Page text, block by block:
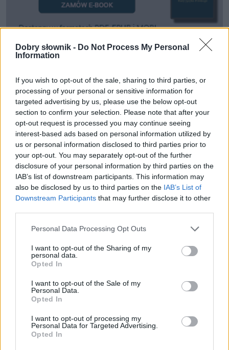
Dobry słownik - Do Not Process My Personal
Information
If you wish to opt-out of the sale, sharing to third parties, or
processing of your personal or sensitive information for
targeted advertising by us, please use the below opt-out
section to confirm your selection. Please note that after your
opt-out request is processed you may continue seeing
interest-based ads based on personal information utilized by
us or personal information disclosed to third parties prior to
your opt-out. You may separately opt-out of the further
disclosure of your personal information by third parties on the
IAB’s list of downstream participants. This information may
also be disclosed by us to third parties on the IAB’s List of
Downstream Participants that may further disclose it to other
Please note that this website/app uses one or more Google
not limited to your visit or usage behaviour. You may click to
grant or deny consent to Google and its third-party tags to
use your data for below specified purposes in below Google
consent section.
Personal Data Processing Opt Outs
I want to opt-out of the Sharing of my
personal data.
Opted In
I want to opt-out of the Sale of my
Personal Data.
Opted In
I want to opt-out of processing my
Personal Data for Targeted Advertising.
Opted In
Zobacz, co zyskują abonenci Dobrego słownika.
SPRAWDŹ
Często sprawdzane
Ach, uwaga na błąd
Składnia:ani mi się waż psuć zabawy czyani mi się waż
psuć zabawę
przekabacić— Przekabacić, czyli... gawęda etymologiczna
— Na blogu: Czy trudno nauczyć się polskiego? I jak
szybko może to zrobić uchodźca z Syrii?
— Nie ma takiego słowa: Brexit!
Mogą Cię zainteresować również hasła